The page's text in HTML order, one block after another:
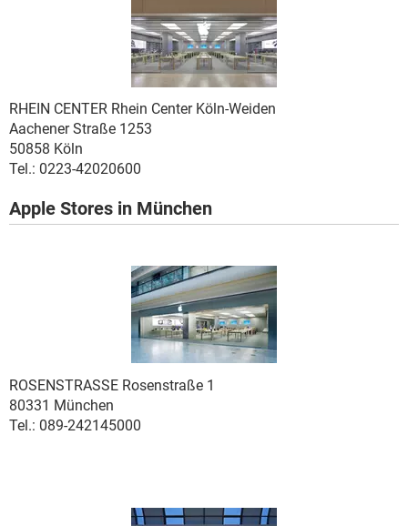
RHEIN CENTER Rhein Center Köln-Weiden
Aachener Straße 1253
50858 Köln
Tel.: 0223-42020600
Apple Stores in München
ROSENSTRASSE Rosenstraße 1
80331 München
Tel.: 089-242145000